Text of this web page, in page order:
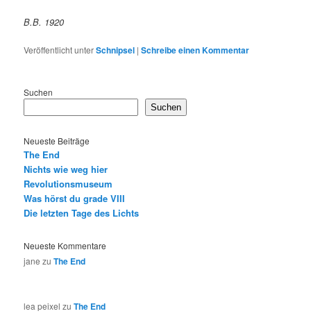
B.B. 1920
Veröffentlicht unterSchnipsel |Schreibe einen Kommentar
Suchen
Suchen
Neueste Beiträge
The End
Nichts wie weg hier
Revolutionsmuseum
Was hörst du grade VIII
Die letzten Tage des Lichts
Neueste Kommentare
jane zuThe End
lea peixel zuThe End